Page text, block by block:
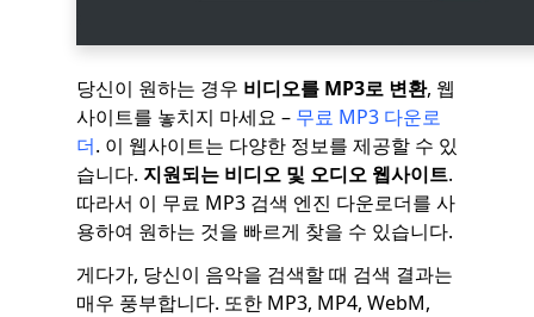
당신이 원하는 경우 비디오를 MP3로 변환, 웹
사이트를 놓치지 마세요 – 무료 MP3 다운로
더. 이 웹사이트는 다양한 정보를 제공할 수 있
습니다. 지원되는 비디오 및 오디오 웹사이트.
따라서 이 무료 MP3 검색 엔진 다운로더를 사
용하여 원하는 것을 빠르게 찾을 수 있습니다.
게다가, 당신이 음악을 검색할 때 검색 결과는
매우 풍부합니다. 또한 MP3, MP4, WebM,